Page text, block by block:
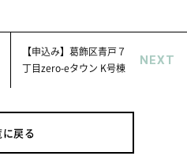
【申込み】葛飾区青戸７
丁目zero-eタウン K号棟
NEXT
戻る